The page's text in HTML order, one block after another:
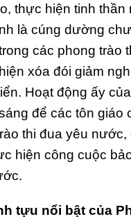
thực hiện tinh thần
là cúng dường
các phong trào
xóa đói giảm
Hoạt động ấy
để các tôn giáo
thi đua yêu nước,
hiện công cuộc
tựu nổi bật của